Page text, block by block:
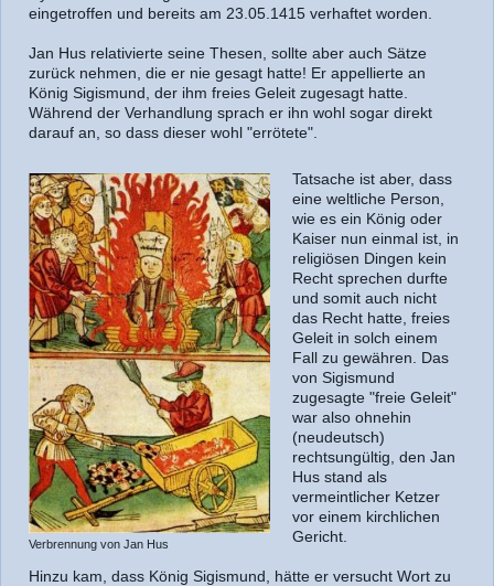
eingetroffen und bereits am 23.05.1415 verhaftet worden.
Jan Hus relativierte seine Thesen, sollte aber auch Sätze
zurück nehmen, die er nie gesagt hatte! Er appellierte an
König Sigismund, der ihm freies Geleit zugesagt hatte.
Während der Verhandlung sprach er ihn wohl sogar direkt
darauf an, so dass dieser wohl "errötete".
Verbrennung von Jan Hus
Tatsache ist aber, dass
eine weltliche Person,
wie es ein König oder
Kaiser nun einmal ist, in
religiösen Dingen kein
Recht sprechen durfte
und somit auch nicht
das Recht hatte, freies
Geleit in solch einem
Fall zu gewähren. Das
von Sigismund
zugesagte "freie Geleit"
war also ohnehin
(neudeutsch)
rechtsungültig, den Jan
Hus stand als
vermeintlicher Ketzer
vor einem kirchlichen
Gericht.
Hinzu kam, dass König Sigismund, hätte er versucht Wort zu